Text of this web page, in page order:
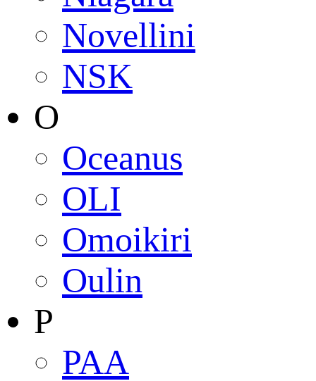
Novellini
NSK
O
Oceanus
OLI
Omoikiri
Oulin
P
PAA